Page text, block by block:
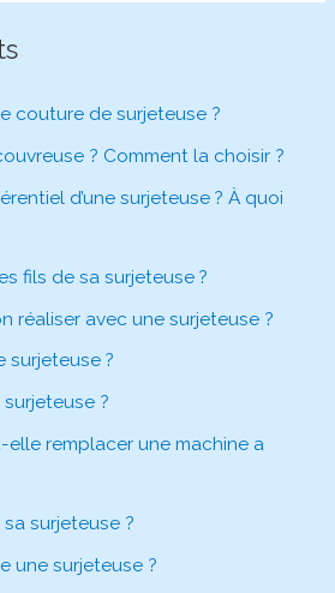
couture de surjeteuse ?
? Comment la choisir ?
d’une surjeteuse ? À quoi
fils de sa surjeteuse ?
réaliser avec une surjeteuse ?
surjeteuse ?
?
remplacer une machine a
surjeteuse ?
une surjeteuse ?